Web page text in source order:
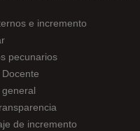
e incremento
pecunarios
de incremento